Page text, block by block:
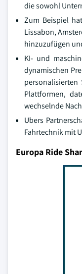
die sowohl
Zum Beispiel
Lissabon,
hinzuzufügen
KI- und
dynamischen
personalisierten
Plattformen,
wechselnde
Ubers
Fahrtechnik mit
Europa Ride